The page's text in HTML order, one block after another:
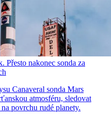
Přesto nakonec sonda za
Canaveral sonda Mars
atmosféru, sledovat
povrchu rudé planety.